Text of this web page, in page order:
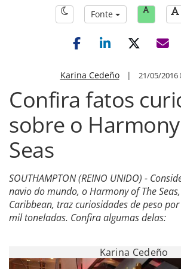
Fonte
Karina Cedeño| 21/05/2016
Confira fatos
sobre o
Seas
SOUTHAMPTON (REINO UNIDO) -
navio do mundo, o Harmony of The
Caribbean, traz curiosidades de peso
mil toneladas. Confira algumas delas:
Karina Cedeño